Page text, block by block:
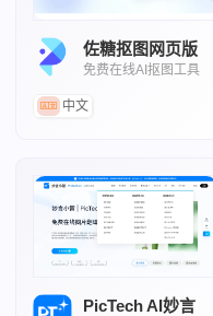
佐糖抠图网页版
免费在线AI抠图工具
中文
PicTech AI妙言